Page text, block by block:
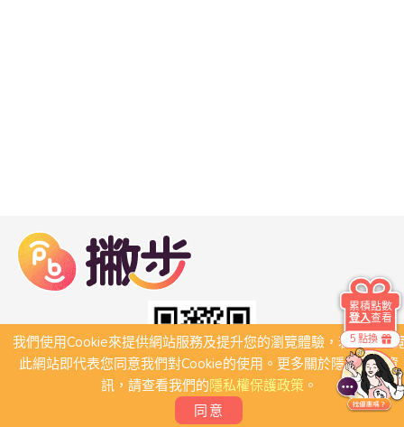
我們使用Cookie來提供網站服務及提升您的瀏覽體驗，若繼續瀏
此網站即代表您同意我們對Cookie的使用。更多關於隱私保護資
訊，請查看我們的隱私權保護政策。
同意
5 點換
累積點數
登入查看